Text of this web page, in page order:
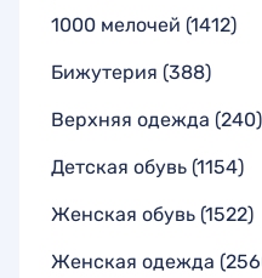
1000 мелочей (1412)
Бижутерия (388)
Верхняя одежда (240)
Детская обувь (1154)
Женская обувь (1522)
Женская одежда